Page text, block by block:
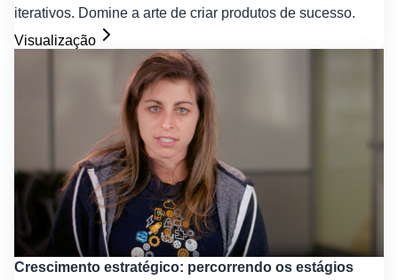
iterativos. Domine a arte de criar produtos de sucesso.
Visualização
Crescimento estratégico: percorrendo os estágios